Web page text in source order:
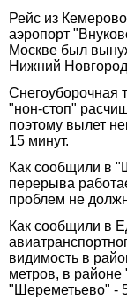
Рейс из
аэропорт
Москве был
Нижний
Снегоуборочная
"нон-стоп"
поэтому вылет
15 минут.
Как сообщили в
перерыва
проблем не
Как сообщили в
видимость в
метров, в районе
"Шереметьево" -